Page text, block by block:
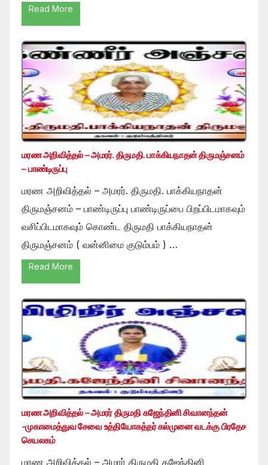
Read More
மரண அறிவித்தல் – அமரர். திருமதி. பாக்கியநாதன் திருமஞ்சனம்
– பாண்டிருப்பு
மரண அறிவித்தல் – அமரர். திருமதி. பாக்கியநாதன்
திருமஞ்சனம் – பாண்டிருப்பு பாண்டிருப்பை பிறப்பிடமாகவும்
வசிப்பிடமாகவும் கொண்ட திருமதி பாக்கியநாதன்
திருமஞ்சனம் ( வன்னிமை குடும்பம் ) …
Read More
மரண அறிவித்தல் – அமரர் திருமதி கஜேந்தினி சிவானந்தன்
-முகாமைத்துவ சேவை உத்தியோகத்தர் கல்முனை வடக்கு பிரதேச
செயலகம்
மரண அறிவித்தல் – அமரர் திருமதி கஜேந்தினி